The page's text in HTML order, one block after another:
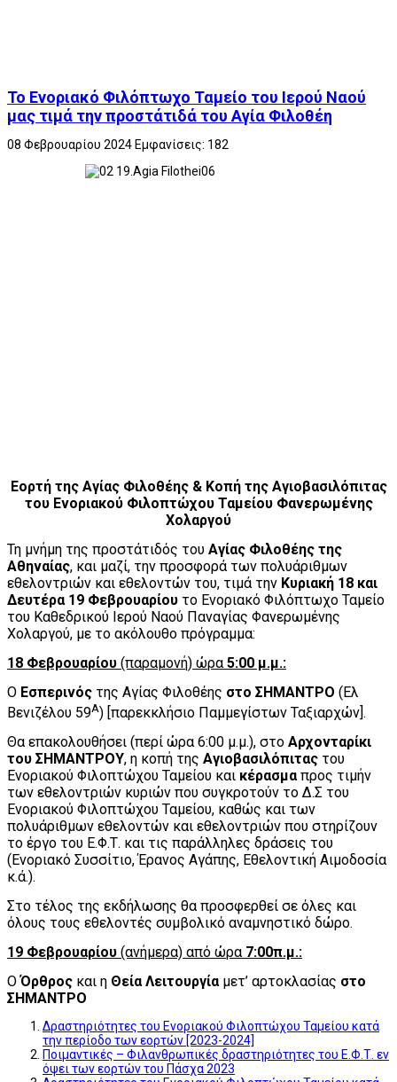
Το Ενοριακό Φιλόπτωχο Ταμείο του Ιερού Ναού
μας τιμά την προστάτιδά του Αγία Φιλοθέη
08 Φεβρουαρίου 2024 Εμφανίσεις: 182
Εορτή της Αγίας Φιλοθέης & Κοπή της Αγιοβασιλόπιτας
του Ενοριακού Φιλοπτώχου Ταμείου Φανερωμένης
Χολαργού
Τη μνήμη της προστάτιδός του Αγίας Φιλοθέης της
Αθηναίας, και μαζί, την προσφορά των πολυάριθμων
εθελοντριών και εθελοντών του, τιμά την Κυριακή 18 και
Δευτέρα 19 Φεβρουαρίου το Ενοριακό Φιλόπτωχο Ταμείο
του Καθεδρικού Ιερού Ναού Παναγίας Φανερωμένης
Χολαργού, με το ακόλουθο πρόγραμμα:
18 Φεβρουαρίου (παραμονή) ώρα5:00 μ.μ.:
Ο Εσπερινός της Αγίας Φιλοθέης στο ΣΗΜΑΝΤΡΟ (Ελ
Βενιζέλου 59Α) [παρεκκλήσιο Παμμεγίστων Ταξιαρχών].
Θα επακολουθήσει (περί ώρα 6:00 μ.μ.), στο Αρχονταρίκι
του ΣΗΜΑΝΤΡΟΥ, η κοπή της Αγιοβασιλόπιτας του
Ενοριακού Φιλοπτώχου Ταμείου και κέρασμα προς τιμήν
των εθελοντριών κυριών που συγκροτούν το Δ.Σ του
Ενοριακού Φιλοπτώχου Ταμείου, καθώς και των
πολυάριθμων εθελοντών και εθελοντριών που στηρίζουν
το έργο του Ε.Φ.Τ. και τις παράλληλες δράσεις του
(Ενοριακό Συσσίτιο, Έρανος Αγάπης, Εθελοντική Αιμοδοσία
κ.ά.).
Στο τέλος της εκδήλωσης θα προσφερθεί σε όλες και
όλους τους εθελοντές συμβολικό αναμνηστικό δώρο.
19 Φεβρουαρίου (ανήμερα) από ώρα 7:00π.μ.:
ΟΌρθρος και η Θεία Λειτουργία μετ’ αρτοκλασίας στο
ΣΗΜΑΝΤΡΟ
Δραστηριότητες του Ενοριακού Φιλοπτώχου Ταμείου κατά
την περίοδο των εορτών [2023-2024]
Ποιμαντικές – Φιλανθρωπικές δραστηριότητες του Ε.Φ.Τ. εν
όψει των εορτών του Πάσχα 2023